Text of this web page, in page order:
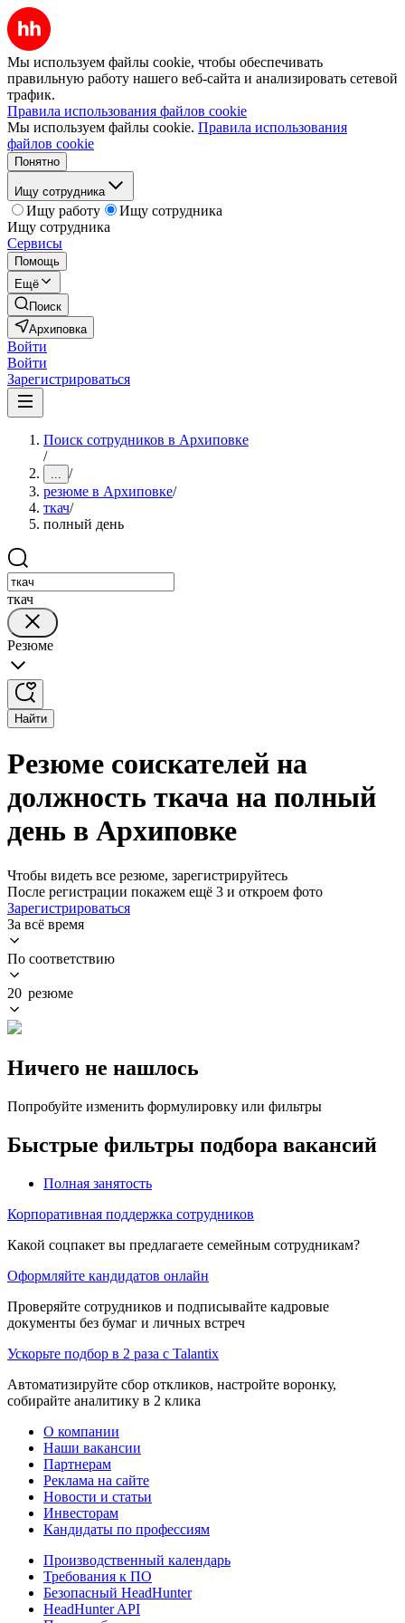
Мы используем файлы cookie, чтобы обеспечивать
правильную работу нашего веб-сайта и анализировать сетевой
трафик.
Правила использования файлов cookie
Мы используем файлы cookie. Правила использования
файлов cookie
Понятно
Ищу сотрудника
Ищу работу
Ищу сотрудника
Ищу сотрудника
Сервисы
Помощь
Ещё
Поиск
Архиповка
Войти
Войти
Зарегистрироваться
Поиск сотрудников в Архиповке
/
... /
резюме в Архиповке/
ткач/
полный день
ткач
Резюме
Найти
Резюме соискателей на
должность ткача на полный
день в Архиповке
Чтобы видеть все резюме, зарегистрируйтесь
После регистрации покажем ещё 3 и откроем фото
Зарегистрироваться
За всё время
По соответствию
20 резюме
Ничего не нашлось
Попробуйте изменить формулировку или фильтры
Быстрые фильтры подбора вакансий
Полная занятость
Корпоративная поддержка сотрудников
Какой соцпакет вы предлагаете семейным сотрудникам?
Оформляйте кандидатов онлайн
Проверяйте сотрудников и подписывайте кадровые
документы без бумаг и личных встреч
Ускорьте подбор в 2 раза с Talantix
Автоматизируйте сбор откликов, настройте воронку,
собирайте аналитику в 2 клика
О компании
Наши вакансии
Партнерам
Реклама на сайте
Новости и статьи
Инвесторам
Кандидаты по профессиям
Производственный календарь
Требования к ПО
Безопасный HeadHunter
HeadHunter API